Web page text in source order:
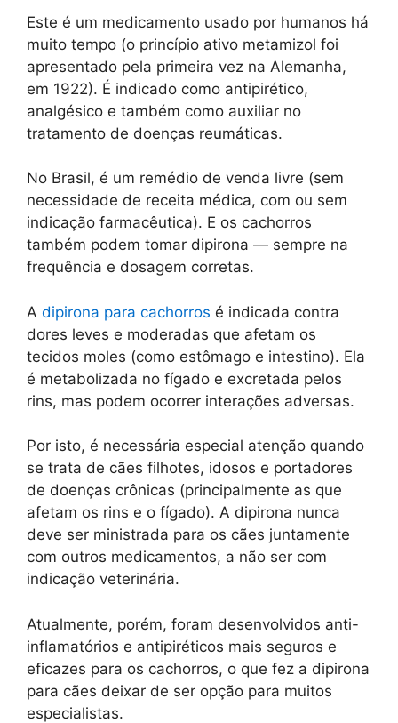
Este é um medicamento usado por humanos há
muito tempo (o princípio ativo metamizol foi
apresentado pela primeira vez na Alemanha,
em 1922). É indicado como antipirético,
analgésico e também como auxiliar no
tratamento de doenças reumáticas.
No Brasil, é um remédio de venda livre (sem
necessidade de receita médica, com ou sem
indicação farmacêutica). E os cachorros
também podem tomar dipirona — sempre na
frequência e dosagem corretas.
A dipirona para cachorros é indicada contra
dores leves e moderadas que afetam os
tecidos moles (como estômago e intestino). Ela
é metabolizada no fígado e excretada pelos
rins, mas podem ocorrer interações adversas.
Por isto, é necessária especial atenção quando
se trata de cães filhotes, idosos e portadores
de doenças crônicas (principalmente as que
afetam os rins e o fígado). A dipirona nunca
deve ser ministrada para os cães juntamente
com outros medicamentos, a não ser com
indicação veterinária.
Atualmente, porém, foram desenvolvidos anti-
inflamatórios e antipiréticos mais seguros e
eficazes para os cachorros, o que fez a dipirona
para cães deixar de ser opção para muitos
especialistas.